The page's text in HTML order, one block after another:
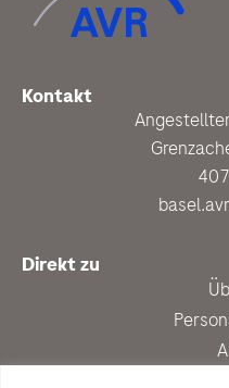
Kontakt
Direkt zu